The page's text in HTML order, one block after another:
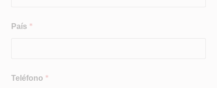
rPaís *
Teléfono *